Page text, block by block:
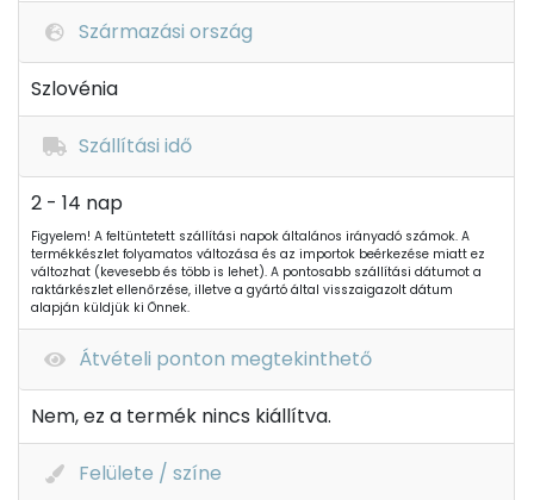
Származási ország
Szlovénia
Szállítási idő
2 - 14 nap
Figyelem! A feltüntetett szállítási napok általános irányadó számok. A
termékkészlet folyamatos változása és az importok beérkezése miatt ez
változhat (kevesebb és több is lehet). A pontosabb szállítási dátumot a
raktárkészlet ellenőrzése, illetve a gyártó által visszaigazolt dátum
alapján küldjük ki Önnek.
Átvételi ponton megtekinthető
Nem, ez a termék nincs kiállítva.
Felülete / színe